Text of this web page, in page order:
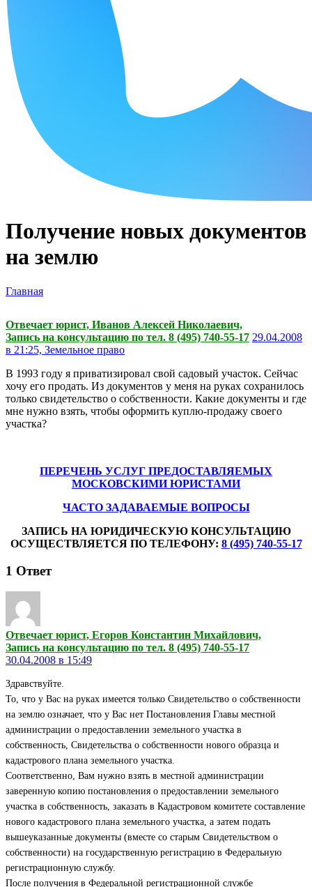
Получение новых документов
на землю
Главная
Отвечает юрист, Иванов Алексей Николаевич,
Запись на консультацию по тел. 8 (495) 740-55-17 29.04.2008
в 21:25, Земельное право
В 1993 году я приватизировал свой садовый участок. Сейчас
хочу его продать. Из документов у меня на руках сохранилось
только свидетельство о собственности. Какие документы и где
мне нужно взять, чтобы оформить куплю-продажу своего
участка?
ПЕРЕЧЕНЬ УСЛУГ ПРЕДОСТАВЛЯЕМЫХ
МОСКОВСКИМИ ЮРИСТАМИ
ЧАСТО ЗАДАВАЕМЫЕ ВОПРОСЫ
ЗАПИСЬ НА ЮРИДИЧЕСКУЮ КОНСУЛЬТАЦИЮ
ОСУЩЕСТВЛЯЕТСЯ ПО ТЕЛЕФОНУ: 8 (495) 740-55-17
1 Ответ
Отвечает юрист, Егоров Константин Михайлович,
Запись на консультацию по тел. 8 (495) 740-55-17
30.04.2008 в 15:49
Здравствуйте.
То, что у Вас на руках имеется только Свидетельство о собственности
на землю означает, что у Вас нет Постановления Главы местной
администрации о предоставлении земельного участка в
собственность, Свидетельства о собственности нового образца и
кадастрового плана земельного участка.
Соответственно, Вам нужно взять в местной администрации
заверенную копию постановления о предоставлении земельного
участка в собственность, заказать в Кадастровом комитете составление
нового кадастрового плана земельного участка, а затем подать
вышеуказанные документы (вместе со старым Свидетельством о
собственности) на государственную регистрацию в Федеральную
регистрационную службу.
После получения в Федеральной регистрационной службе